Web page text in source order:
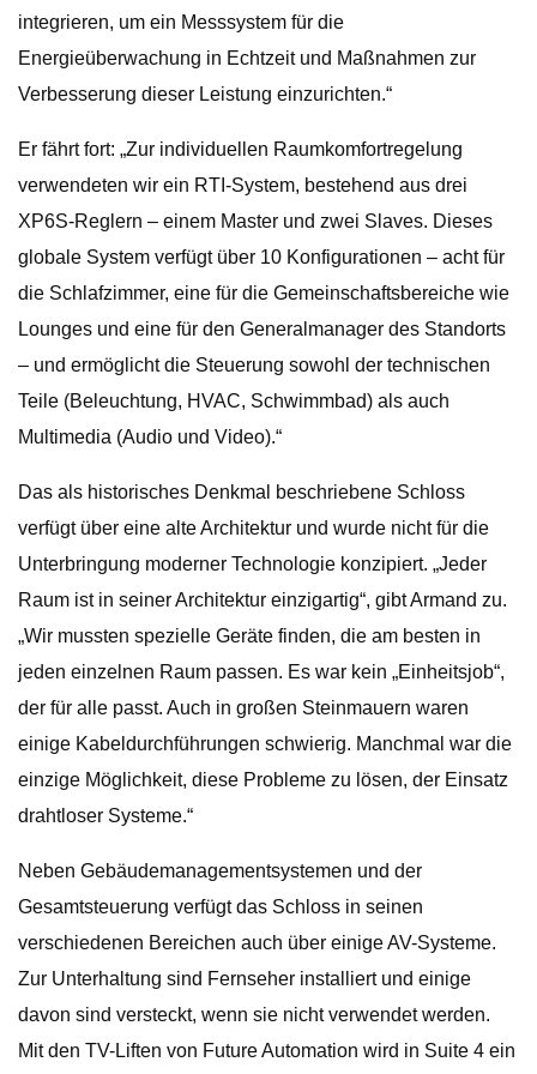
integrieren, um ein Messsystem für die
Energieüberwachung in Echtzeit und Maßnahmen zur
Verbesserung dieser Leistung einzurichten.“
Er fährt fort: „Zur individuellen Raumkomfortregelung
verwendeten wir ein RTI-System, bestehend aus drei
XP6S-Reglern – einem Master und zwei Slaves. Dieses
globale System verfügt über 10 Konfigurationen – acht für
die Schlafzimmer, eine für die Gemeinschaftsbereiche wie
Lounges und eine für den Generalmanager des Standorts
– und ermöglicht die Steuerung sowohl der technischen
Teile (Beleuchtung, HVAC, Schwimmbad) als auch
Multimedia (Audio und Video).“
Das als historisches Denkmal beschriebene Schloss
verfügt über eine alte Architektur und wurde nicht für die
Unterbringung moderner Technologie konzipiert. „Jeder
Raum ist in seiner Architektur einzigartig“, gibt Armand zu.
„Wir mussten spezielle Geräte finden, die am besten in
jeden einzelnen Raum passen. Es war kein „Einheitsjob“,
der für alle passt. Auch in großen Steinmauern waren
einige Kabeldurchführungen schwierig. Manchmal war die
einzige Möglichkeit, diese Probleme zu lösen, der Einsatz
drahtloser Systeme.“
Neben Gebäudemanagementsystemen und der
Gesamtsteuerung verfügt das Schloss in seinen
verschiedenen Bereichen auch über einige AV-Systeme.
Zur Unterhaltung sind Fernseher installiert und einige
davon sind versteckt, wenn sie nicht verwendet werden.
Mit den TV-Liften von Future Automation wird in Suite 4 ein